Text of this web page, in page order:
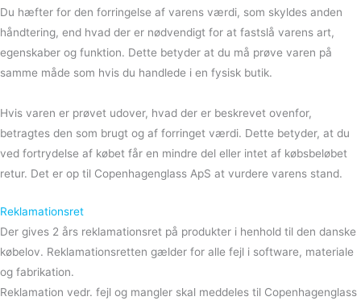
Du hæfter for den forringelse af varens værdi, som skyldes anden
håndtering, end hvad der er nødvendigt for at fastslå varens art,
egenskaber og funktion. Dette betyder at du må prøve varen på
samme måde som hvis du handlede i en fysisk butik.
Hvis varen er prøvet udover, hvad der er beskrevet ovenfor,
betragtes den som brugt og af forringet værdi. Dette betyder, at du
ved fortrydelse af købet får en mindre del eller intet af købsbeløbet
retur. Det er op til Copenhagenglass ApS at vurdere varens stand.
Reklamationsret
Der gives 2 års reklamationsret på produkter i henhold til den danske
købelov. Reklamationsretten gælder for alle fejl i software, materiale
og fabrikation.
Reklamation vedr. fejl og mangler skal meddeles til Copenhagenglass